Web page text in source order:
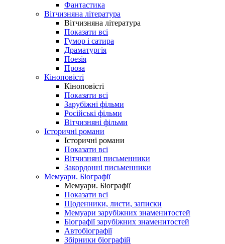
Фантастика
Вітчизняна література
Вітчизняна література
Показати всі
Гумор і сатира
Драматургія
Поезія
Проза
Кіноповісті
Кіноповісті
Показати всі
Зарубіжні фільми
Російські фільми
Вітчизняні фільми
Історичні романи
Історичні романи
Показати всі
Вітчизняні письменники
Закордонні письменники
Мемуари. Біографії
Мемуари. Біографії
Показати всі
Щоденники, листи, записки
Мемуари зарубіжних знаменитостей
Біографії зарубіжних знаменитостей
Автобіографії
Збірники біографій